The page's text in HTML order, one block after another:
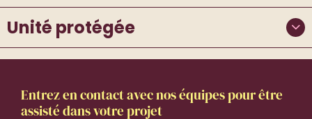
Unité protégée
Entrez en contact avec nos équipes pour être
assisté dans votre projet